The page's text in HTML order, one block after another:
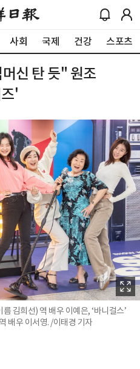
사회 국제 건강 스포츠
신 탄 듯" 원조
'
김희선) 역 배우 이예은, ‘바니걸스’
배우 이서영. /이태경 기자